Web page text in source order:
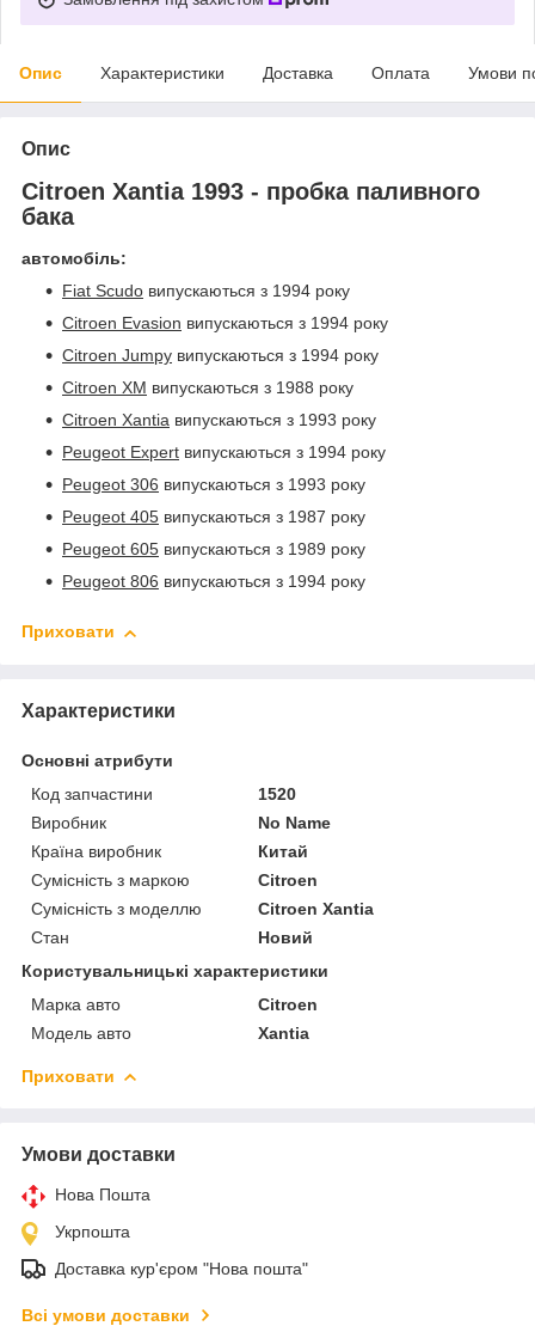
Опис Характеристики Доставка Оплата Умови
Опис
Citroen Xantia 1993 - пробка паливного
бака
автомобіль:
Fiat Scudo випускаються з 1994 року
Citroen Evasion випускаються з 1994 року
Citroen Jumpy випускаються з 1994 року
Citroen XM випускаються з 1988 року
Citroen Xantia випускаються з 1993 року
Peugeot Expert випускаються з 1994 року
Peugeot 306 випускаються з 1993 року
Peugeot 405 випускаються з 1987 року
Peugeot 605 випускаються з 1989 року
Peugeot 806 випускаються з 1994 року
Приховати
Характеристики
Основні атрибути
Код запчастини
1520
Виробник
No Name
Країна виробник
Китай
Сумісність з маркою
Citroen
Сумісність з моделлю
Citroen Xantia
Стан
Новий
Користувальницькі характеристики
Марка авто
Citroen
Модель авто
Xantia
Приховати
Умови доставки
Нова Пошта
Укрпошта
Доставка кур'єром "Нова пошта"
Всі умови доставки